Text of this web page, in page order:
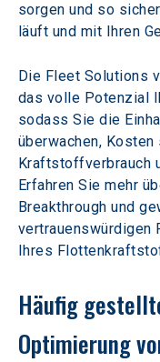
sorgen und so
läuft und mit Ihren
Die Fleet Solutions
das volle Potenzial
sodass Sie die
überwachen,
Kraftstoffverbrauch
Erfahren Sie mehr
Breakthrough und
vertrauenswürdigen
Ihres
Häufig
Optimierung